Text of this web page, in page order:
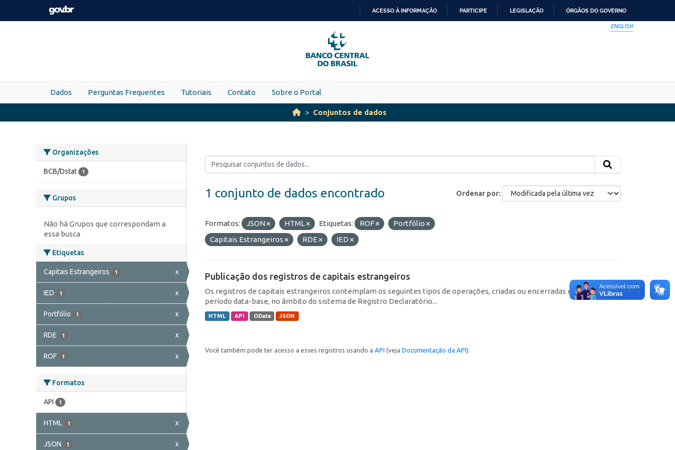
Skip to main content
PARA
O
CONTEÚDO
ACESSO À INFORMAÇÃO PARTICIPE LEGISLAÇÃO ÓRGÃOS DO GOVERNO
ENGLISH
Dados Perguntas Frequentes Tutoriais Contato Sobre o Portal
Conjuntos de dados
Organizações
BCB/Dstat 1
Grupos
Não há Grupos que correspondam a
essa busca
Etiquetas
Capitais Estrangeiros 1 x
IED 1 x
Portfólio 1 x
RDE 1 x
ROF 1 x
Formatos
API 1
HTML 1 x
JSON 1 x
Ordenar por
1 conjunto de dados encontrado
Formatos: JSON HTML Etiquetas: ROF
Portfólio
Capitais Estrangeiros
RDE IED
Publicação dos registros de capitais estrangeiros
Os registros de capitais estrangeiros contemplam os seguintes tipos de operações, criadas ou encerradas em cada
período data-base, no âmbito do sistema de Registro Declaratório...
HTML API OData JSON
Você também pode ter acesso a esses registros usando a API (veja Documentação da API).